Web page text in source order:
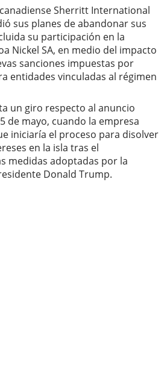
Sherritt International
sus planes de abandonar sus
su participación en la
Nickel SA, en medio del impacto
sanciones impuestas por
entidades vinculadas al régimen
un giro respecto al anuncio
de mayo, cuando la empresa
iniciaría el proceso para disolver
en la isla tras el
medidas adoptadas por la
Donald Trump.